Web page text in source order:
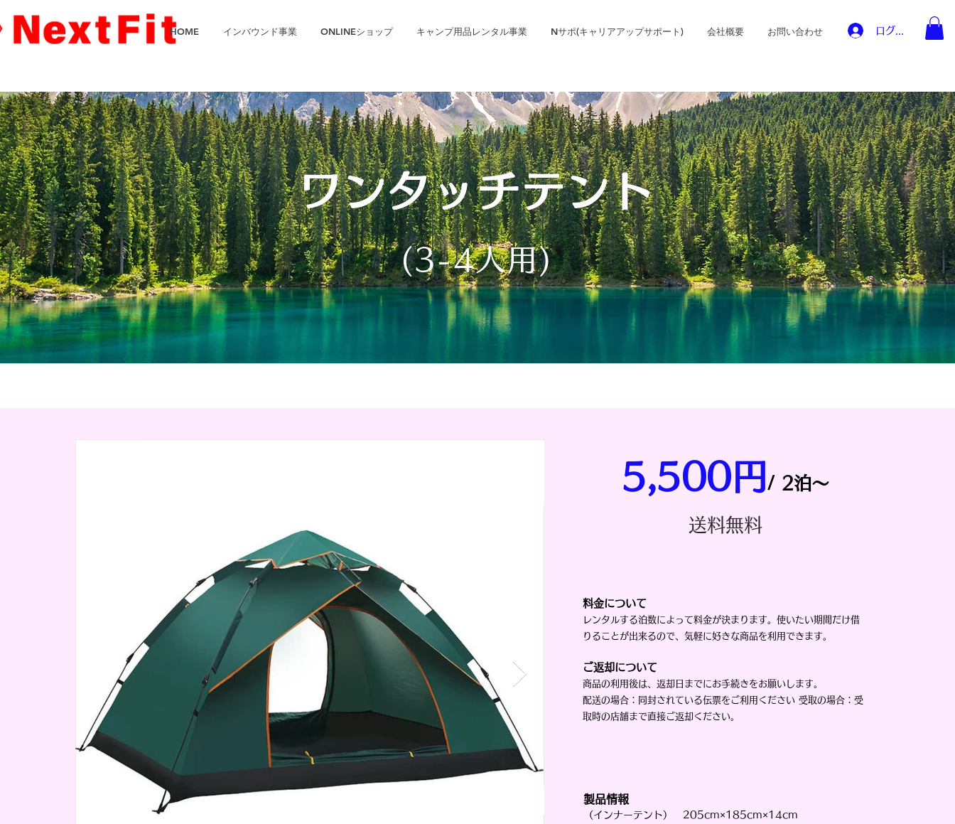
HOME インバウンド事業 ONLINEショップ キャンプ用品レンタル事業 Nサポ(キャリアアップサポート) 会社概要 お問い合わせ ログイン
ワンタッチテント
(3-4人用)
5,500円 / 2泊～
​送料無料
料金について
レンタルする泊数によって料金が決まります。使いたい期間だけ借
りることが出来るので、気軽に好きな商品を利用できます。
ご返却について
商品の利用後は、返却日までにお手続きをお願いします。
配送の場合：同封されている伝票をご利用ください 受取の場合：受
取時の店舗まで直接ご返却ください。
製品情報
（インナーテント） 205cm×185cm×14cm